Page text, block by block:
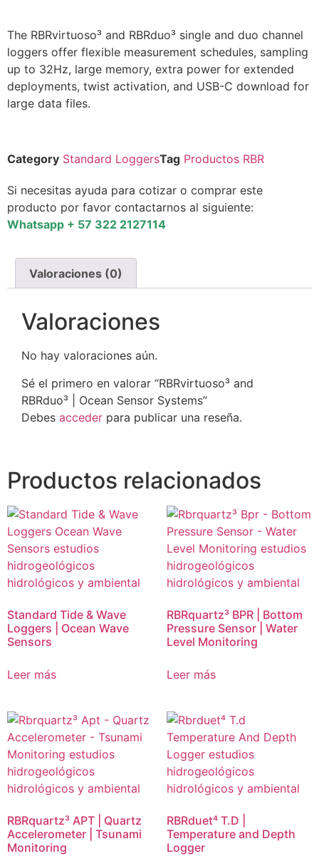
The RBRvirtuoso³ and RBRduo³ single and duo channel
loggers offer flexible measurement schedules, sampling
up to 32Hz, large memory, extra power for extended
deployments, twist activation, and USB-C download for
large data files.
Category Standard LoggersTag Productos RBR
Si necesitas ayuda para cotizar o comprar este
producto por favor contactarnos al siguiente:
Whatsapp + 57 322 2127114
Valoraciones (0)
Valoraciones
No hay valoraciones aún.
Sé el primero en valorar “RBRvirtuoso³ and
RBRduo³ | Ocean Sensor Systems”
Debes acceder para publicar una reseña.
Productos relacionados
Standard Tide & Wave
Loggers | Ocean Wave
Sensors
Leer más
RBRquartz³ BPR | Bottom
Pressure Sensor | Water
Level Monitoring
Leer más
RBRquartz³ APT | Quartz
Accelerometer | Tsunami
Monitoring
RBRduet⁴ T.D |
Temperature and Depth
Logger